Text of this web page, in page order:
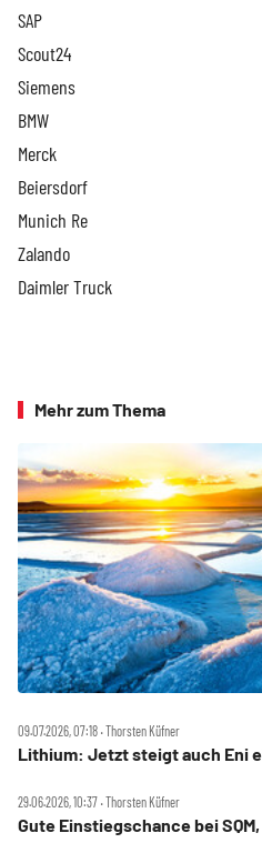
SAP
Scout24
Siemens
BMW
Merck
Beiersdorf
Munich Re
Zalando
Daimler Truck
Mehr zum Thema
09.07.2026, 07:18 ‧ Thorsten Küfner
Lithium: Jetzt steigt auch Eni
29.06.2026, 10:37 ‧ Thorsten Küfner
Gute Einstiegschance bei